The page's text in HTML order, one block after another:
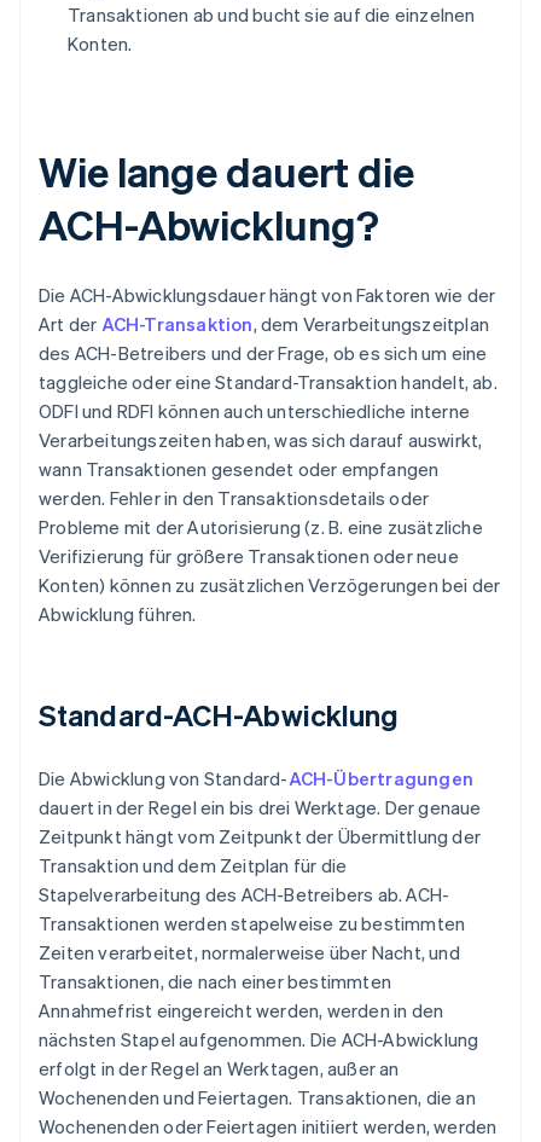
Transaktionen ab und bucht sie auf die einzelnen
Konten.
Wie lange dauert die
ACH-Abwicklung?
Die ACH-Abwicklungsdauer hängt von Faktoren wie der
Art der ACH-Transaktion, dem Verarbeitungszeitplan
des ACH-Betreibers und der Frage, ob es sich um eine
taggleiche oder eine Standard-Transaktion handelt, ab.
ODFI und RDFI können auch unterschiedliche interne
Verarbeitungszeiten haben, was sich darauf auswirkt,
wann Transaktionen gesendet oder empfangen
werden. Fehler in den Transaktionsdetails oder
Probleme mit der Autorisierung (z. B. eine zusätzliche
Verifizierung für größere Transaktionen oder neue
Konten) können zu zusätzlichen Verzögerungen bei der
Abwicklung führen.
Standard-ACH-Abwicklung
Die Abwicklung von Standard-ACH-Übertragungen
dauert in der Regel ein bis drei Werktage. Der genaue
Zeitpunkt hängt vom Zeitpunkt der Übermittlung der
Transaktion und dem Zeitplan für die
Stapelverarbeitung des ACH-Betreibers ab. ACH-
Transaktionen werden stapelweise zu bestimmten
Zeiten verarbeitet, normalerweise über Nacht, und
Transaktionen, die nach einer bestimmten
Annahmefrist eingereicht werden, werden in den
nächsten Stapel aufgenommen. Die ACH-Abwicklung
erfolgt in der Regel an Werktagen, außer an
Wochenenden und Feiertagen. Transaktionen, die an
Wochenenden oder Feiertagen initiiert werden, werden